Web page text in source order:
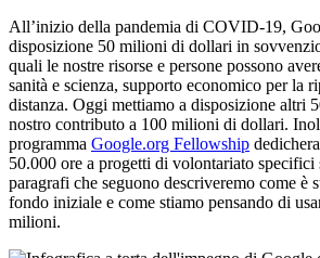
All’inizio della pandemia di COVID-19,
disposizione 50 milioni di dollari in
quali le nostre risorse e persone possono
sanità e scienza, supporto economico per la
distanza. Oggi mettiamo a disposizione altri
nostro contributo a 100 milioni di dollari.
programma Google.org Fellowship
50.000 ore a progetti di volontariato
paragrafi che seguono descriveremo come è
fondo iniziale e come stiamo pensando di
milioni.